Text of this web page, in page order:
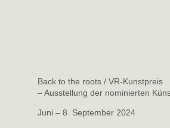
Back to the roots / VR-Kunstpreis
– Ausstellung der nominierten
Juni – 8. September 2024